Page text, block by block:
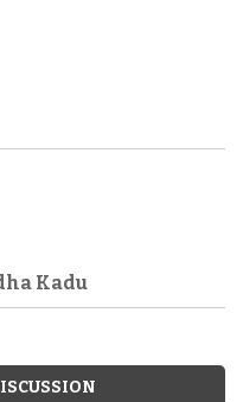
Kadu